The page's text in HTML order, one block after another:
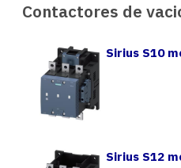
Contactores de
Sirius S10
Sirius S12